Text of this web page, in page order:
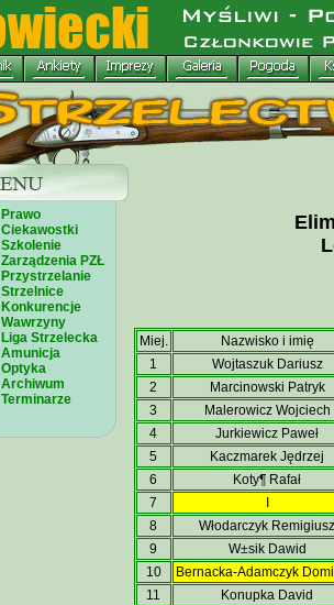
Prawo
Ciekawostki
Szkolenie
Zarządzenia PZŁ
Przystrzelanie
Strzelnice
Konkurencje
Wawrzyny
Liga Strzelecka
Amunicja
Optyka
Archiwum
Terminarze
Miej.
Nazwisko i imię
1
Wojtaszuk Dariusz
2
Marcinowski Patryk
3
Malerowicz Wojciech
4
Jurkiewicz Paweł
5
Kaczmarek Jędrzej
6
Koty¶ Rafał
7
8
Włodarczyk Remigiusz
9
W±sik Dawid
10
Bernacka-Adamczyk
11
Konupka David